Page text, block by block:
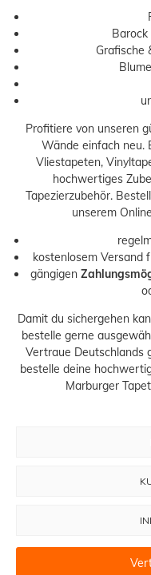
Grafische
Profitiere von unseren
Wände einfach neu.
Vliestapeten,
hochwertiges
Tapezierzubehör.
unserem
kostenlosem Versand
gängigen
Damit du sichergehen
bestelle gerne
Vertraue Deutschlands
bestelle deine
Marburger